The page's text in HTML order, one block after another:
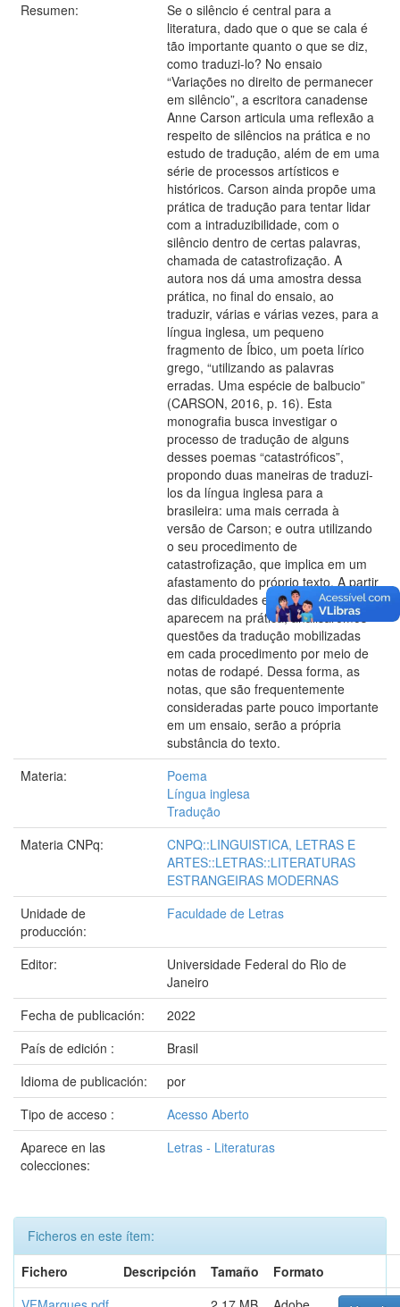
Resumen:
Se o silêncio é central para a
literatura, dado que o que se cala é
tão importante quanto o que se diz,
como traduzi-lo? No ensaio
“Variações no direito de permanecer
em silêncio”, a escritora canadense
Anne Carson articula uma reflexão a
respeito de silêncios na prática e no
estudo de tradução, além de em uma
série de processos artísticos e
históricos. Carson ainda propõe uma
prática de tradução para tentar lidar
com a intraduzibilidade, com o
silêncio dentro de certas palavras,
chamada de catastrofização. A
autora nos dá uma amostra dessa
prática, no final do ensaio, ao
traduzir, várias e várias vezes, para a
língua inglesa, um pequeno
fragmento de Íbico, um poeta lírico
grego, “utilizando as palavras
erradas. Uma espécie de balbucio”
(CARSON, 2016, p. 16). Esta
monografia busca investigar o
processo de tradução de alguns
desses poemas “catastróficos”,
propondo duas maneiras de traduzi-
los da língua inglesa para a
brasileira: uma mais cerrada à
versão de Carson; e outra utilizando
o seu procedimento de
catastrofização, que implica em um
afastamento do próprio texto. A partir
das dificuldades e tensões que
aparecem na prática, analisaremos
questões da tradução mobilizadas
em cada procedimento por meio de
notas de rodapé. Dessa forma, as
notas, que são frequentemente
consideradas parte pouco importante
em um ensaio, serão a própria
substância do texto.
Materia:
Poema
Língua inglesa
Tradução
Materia CNPq:
CNPQ::LINGUISTICA, LETRAS E
ARTES::LETRAS::LITERATURAS
ESTRANGEIRAS MODERNAS
Unidade de
producción:
Faculdade de Letras
Editor:
Universidade Federal do Rio de
Janeiro
Fecha de publicación:
2022
País de edición :
Brasil
Idioma de publicación:
por
Tipo de acceso :
Acesso Aberto
Aparece en las
colecciones:
Letras - Literaturas
Ficheros en este ítem:
Fichero
Descripción Tamaño
Formato